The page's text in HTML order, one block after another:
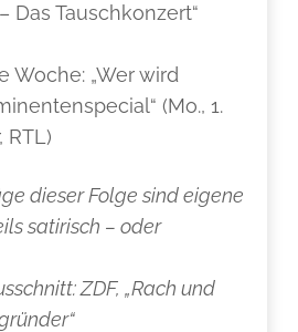
Das Tauschkonzert“
Woche: „Wer wird
(Mo., 1.
RTL)
dieser Folge sind eigene
satirisch – oder
ZDF, „Rach und